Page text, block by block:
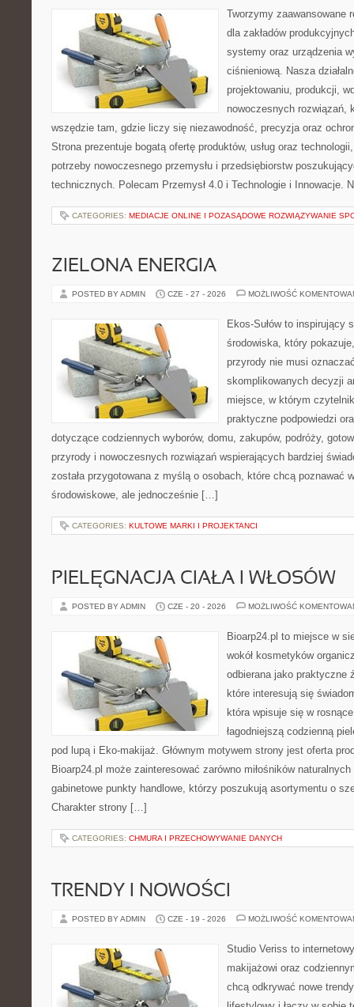
Tworzymy zaawansowane
dla zakładów
systemy oraz urządzenia
ciśnieniową. Nasza
projektowaniu, produkcji,
nowoczesnych rozwiązań,
wszędzie tam, gdzie liczy się niezawodność, precyzja oraz
Strona prezentuje bogatą ofertę produktów, usług oraz
potrzeby nowoczesnego przemysłu i przedsiębiorstw
technicznych. Polecam Przemysł 4.0 i Technologie i Innowacje.
CATEGORIES: MEDIACJE ONLINE I POZASĄDOWE ROZWIĄZYWANIE
ZIELONA ENERGIA
POSTED BY ADMIN CZE - 27 - 2026 MOŻLIWOŚĆ
Ekos-Sułów to inspirujący
środowiska, który
przyrody nie musi
skomplikowanych decyzji
miejsce, w którym
praktyczne podpowiedzi
dotyczące codziennych wyborów, domu, zakupów, podróży,
przyrody i nowoczesnych rozwiązań wspierających bardziej
została przygotowana z myślą o osobach, które chcą poznawać
środowiskowe, ale jednocześnie […]
CATEGORIES: KULTOWE MARKI I PROJEKTANCI
PIELĘGNACJA CIAŁA I WŁOSÓW
POSTED BY ADMIN CZE - 20 - 2026 MOŻLIWOŚĆ
Bioarp24.pl to miejsce w
wokół kosmetyków
odbierana jako praktyczne
które interesują się
która wpisuje się w
łagodniejszą codzienną
pod lupą i Eko-makijaż. Głównym motywem strony jest oferta
Bioarp24.pl może zainteresować zarówno miłośników
gabinetowe punkty handlowe, którzy poszukują asortymentu o
Charakter strony […]
CATEGORIES: CHMURA I PRZECHOWYWANIE DANYCH
TRENDY I NOWOŚCI
POSTED BY ADMIN CZE - 19 - 2026 MOŻLIWOŚĆ
Studio Veriss to
makijażowi oraz
chcą odkrywać nowe